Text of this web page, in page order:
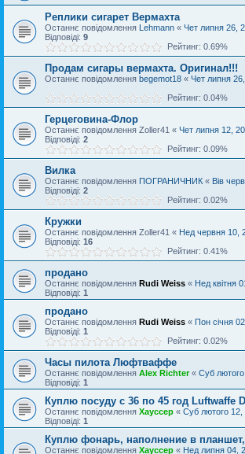
Реплики сигарет Вермахта
Останнє повідомлення Lehmann « Чет липня 26,
Відповіді: 9
Рейтинг: 0.69%
Продам сигары вермахта. Оригинал!!!
Останнє повідомлення begemot18 « Чет липня
Рейтинг: 0.04%
Герцеговина-Флор
Останнє повідомлення Zoller41 « Чет липня 12,
Відповіді: 2
Рейтинг: 0.09%
Вилка
Останнє повідомлення ПОГРАНИЧНИК « Вів
Відповіді: 2
Рейтинг: 0.02%
Кружки
Останнє повідомлення Zoller41 « Нед червня 10,
Відповіді: 16
Рейтинг: 0.41%
продано
Останнє повідомлення Rudi Weiss « Нед квітня
Відповіді: 1
продано
Останнє повідомлення Rudi Weiss « Пон січня
Відповіді: 1
Рейтинг: 0.02%
Часы пилота Люфтваффе
Останнє повідомлення Alex Richter« Суб
Відповіді: 1
Куплю посуду с 36 по 45 год Luftwaffe
Останнє повідомлення Хауссер « Суб лютого 12,
Відповіді: 1
Куплю фонарь, наполнение в
Останнє повідомлення Хауссер « Нед липня 04,